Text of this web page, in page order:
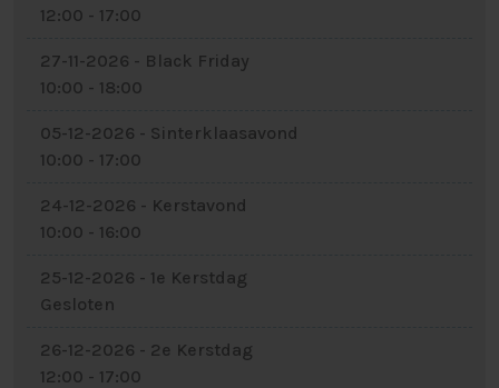
12:00 - 17:00
27-11-2026 - Black Friday
10:00 - 18:00
05-12-2026 - Sinterklaasavond
10:00 - 17:00
24-12-2026 - Kerstavond
10:00 - 16:00
25-12-2026 - 1e Kerstdag
Gesloten
26-12-2026 - 2e Kerstdag
12:00 - 17:00